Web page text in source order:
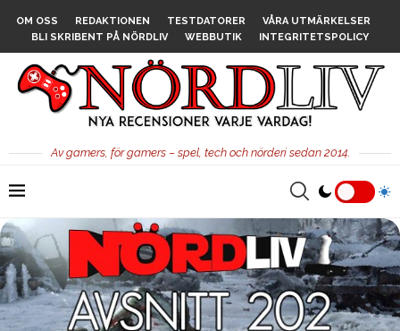
OM OSS REDAKTIONEN TESTDATORER
VÅRA UTMÄRKELSER
BLI SKRIBENT PÅ NÖRDLIV
WEBBUTIK INTEGRITETSPOLICY
Av gamers, för gamers – spel, tech och nörderi sedan 2014.